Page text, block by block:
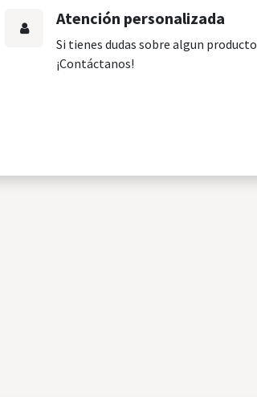
Atención personalizada
Si tienes dudas sobre algun producto
¡Contáctanos!